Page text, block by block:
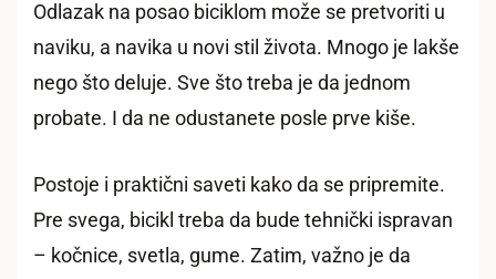
Odlazak na posao biciklom može se pretvoriti u
naviku, a navika u novi stil života. Mnogo je lakše
nego što deluje. Sve što treba je da jednom
probate. I da ne odustanete posle prve kiše.
Postoje i praktični saveti kako da se pripremite.
Pre svega, bicikl treba da bude tehnički ispravan
– kočnice, svetla, gume. Zatim, važno je da